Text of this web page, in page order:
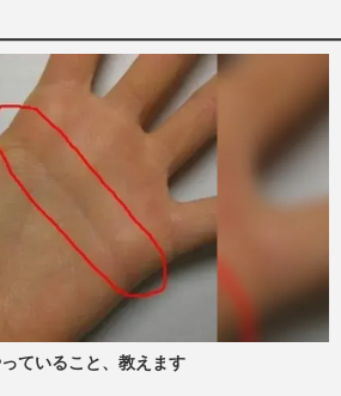
ていること、教えます